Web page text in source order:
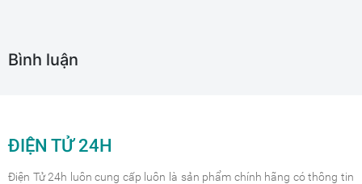
Bình luận
ĐIỆN TỬ 24H
Điện Tử 24h luôn cung cấp luôn là sản phẩm chính hãng có thông tin